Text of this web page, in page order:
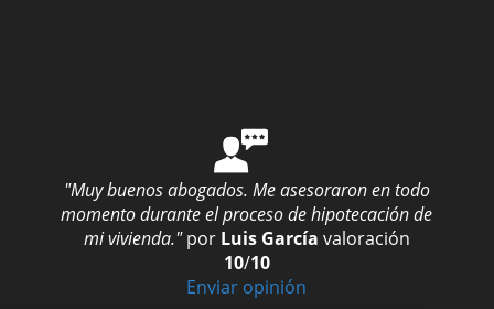
"Muy buenos abogados. Me asesoraron en todo
momento durante el proceso de hipotecación de
mi vivienda." por Luis García valoración
10/10
Enviar opinión